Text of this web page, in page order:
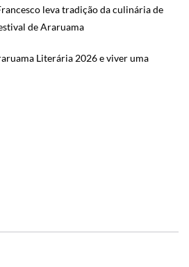
leva tradição da culinária de
de Araruama
Literária 2026 e viver uma